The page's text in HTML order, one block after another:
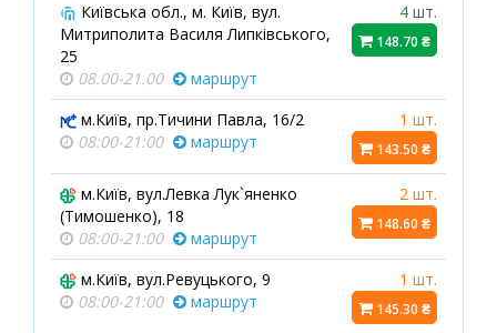
Київська обл., м. Київ, вул.
Митриполита Василя Липківського,
25
08.00-21.00
маршрут
4 шт.
148.70 ₴
м.Київ, пр.Тичини Павла, 16/2
08:00-21:00
маршрут
1 шт.
143.50 ₴
м.Київ, вул.Левка Лук`яненко
(Тимошенко), 18
08:00-21:00
маршрут
2 шт.
148.60 ₴
м.Київ, вул.Ревуцького, 9
08:00-21:00
маршрут
1 шт.
145.30 ₴